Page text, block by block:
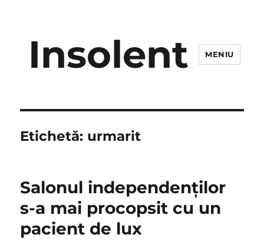
Insolent MENIU
Etichetă: urmarit
Salonul independenţilor
s-a mai procopsit cu un
pacient de lux